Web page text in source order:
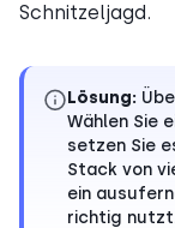
Schnitzeljagd.
Lösung:
Wählen Sie
setzen Sie
Stack von
ein
richtig nutzt.